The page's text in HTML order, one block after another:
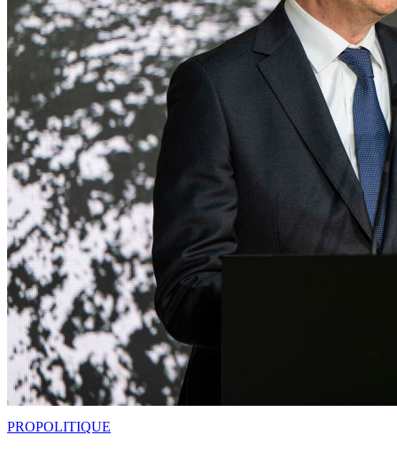
PROPOLITIQUE